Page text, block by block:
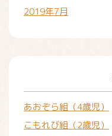
2019年7月
あおぞら組（4歳児）
こもれび組（2歳児）